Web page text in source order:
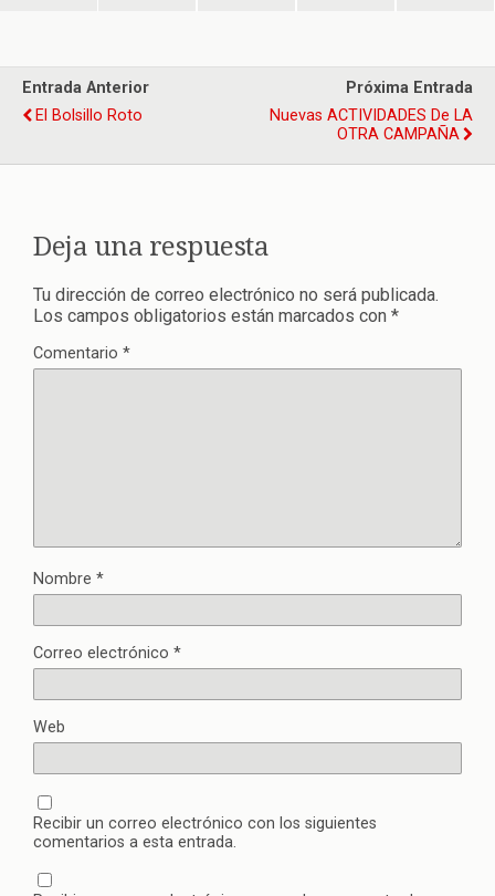
Entrada Anterior
El Bolsillo Roto
Próxima Entrada
Nuevas ACTIVIDADES De LA
OTRA CAMPAÑA
Deja una respuesta
Tu dirección de correo electrónico no será publicada.
Los campos obligatorios están marcados con *
Comentario *
Nombre *
Correo electrónico *
Web
Recibir un correo electrónico con los siguientes
comentarios a esta entrada.